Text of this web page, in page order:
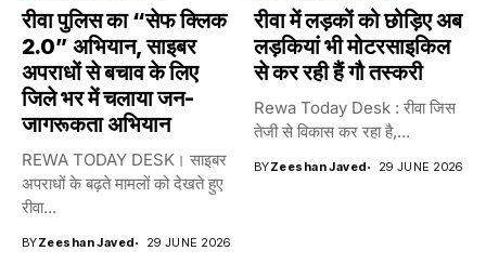
रीवा पुलिस का “सेफ क्लिक
2.0” अभियान, साइबर
अपराधों से बचाव के लिए
जिले भर में चलाया जन-
जागरूकता अभियान
REWA TODAY DESK। साइबर
अपराधों के बढ़ते मामलों को देखते हुए
रीवा...
BYZeeshan Javed 29 JUNE 2026
रीवा में लड़कों को छोड़िए अब
लड़कियां भी मोटरसाइकिल
से कर रही हैं गौ तस्करी
Rewa Today Desk : रीवा जिस
तेजी से विकास कर रहा है,...
BYZeeshan Javed 29 JUNE 2026